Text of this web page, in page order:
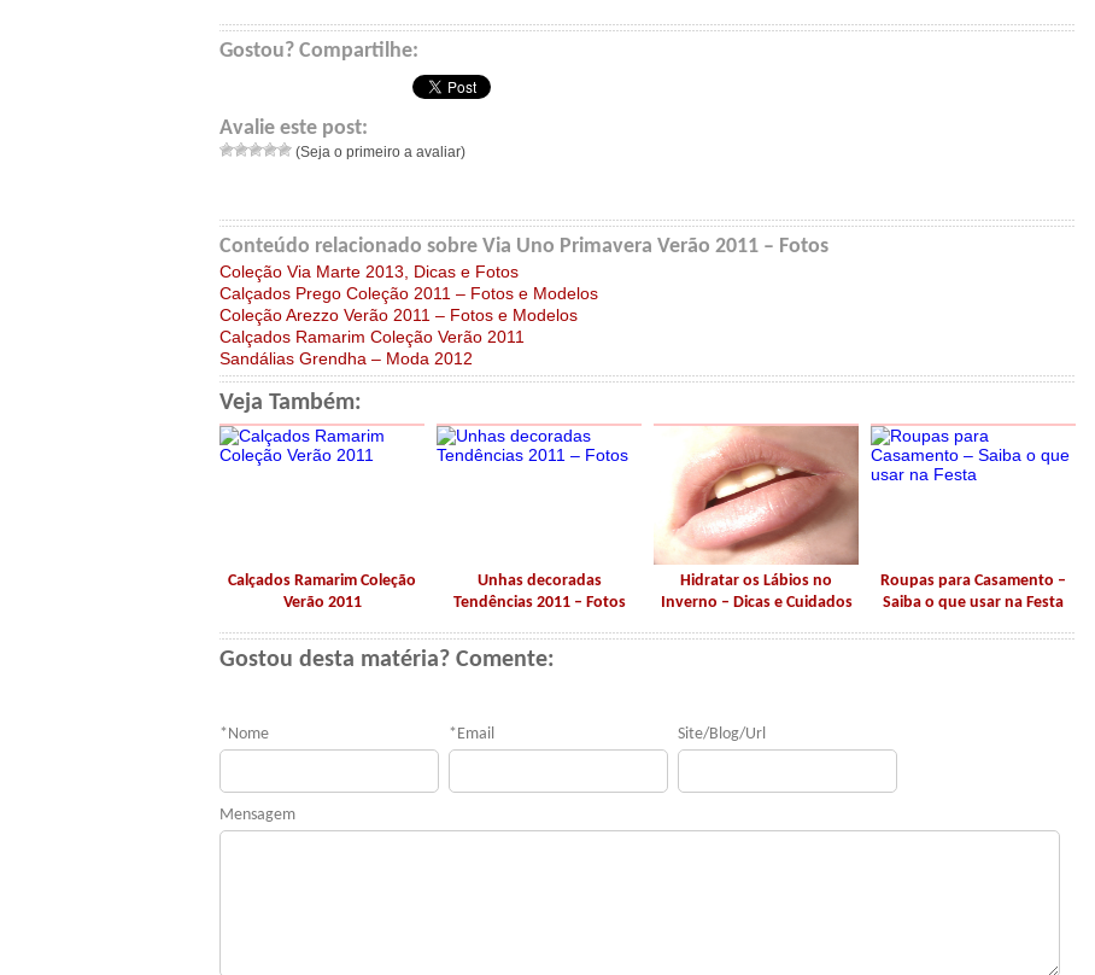
Gostou? Compartilhe:
Avalie este post:
(Seja o primeiro a avaliar)
Conteúdo relacionado sobre Via Uno Primavera Verão 2011 – Fotos
Coleção Via Marte 2013, Dicas e Fotos
Calçados Prego Coleção 2011 – Fotos e Modelos
Coleção Arezzo Verão 2011 – Fotos e Modelos
Calçados Ramarim Coleção Verão 2011
Sandálias Grendha – Moda 2012
Veja Também:
Calçados Ramarim Coleção
Verão 2011
Unhas decoradas
Tendências 2011 – Fotos
Hidratar os Lábios no
Inverno – Dicas e Cuidados
Roupas para Casamento –
Saiba o que usar na Festa
Gostou desta matéria? Comente:
* Nome * Email Site/Blog/Url
Mensagem